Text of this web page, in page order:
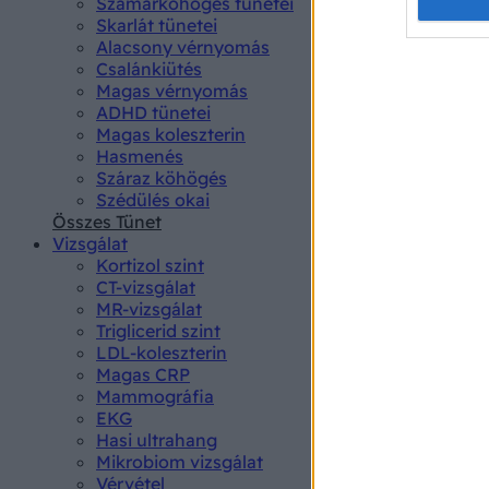
Skarlát tünetei
Alacsony vérnyomás
Csalánkiütés
Magas vérnyomás
ADHD tünetei
Magas koleszterin
Hasmenés
Száraz köhögés
Szédülés okai
Összes Tünet
Vizsgálat
Kortizol szint
CT-vizsgálat
MR-vizsgálat
Triglicerid szint
LDL-koleszterin
Magas CRP
Mammográfia
EKG
Hasi ultrahang
Mikrobiom vizsgálat
Vérvétel